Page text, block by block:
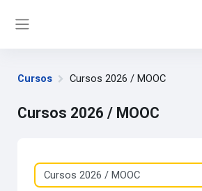
Cursos Cursos 2026 / MOOC
Cursos 2026 / MOOC
Categorías